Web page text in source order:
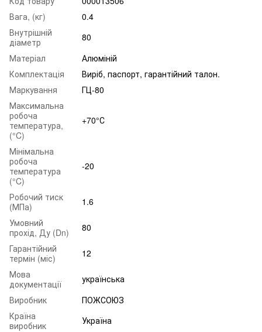
Вага, (кг)
0.4
Внутрішній
діаметр
80
Матеріал
Алюміній
Комплектація
Виріб, паспорт, гарантійний талон.
Маркування
ГЦ-80
Максимальна
робоча
температура,
(°C)
+70°С
Мінімальна
робоча
температура
(°C)
-20
Робочий тиск
(МПа)
1.6
Умовний
прохід, Ду (Dn)
80
Гарантійний
термін (міс)
12
Мова
документації
українська
Виробник
ПОЖСОЮЗ
Країна
виробник
Україна